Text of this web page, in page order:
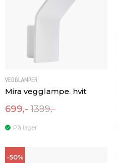
VEGGLAMPER
Mira vegglampe, hvit
699,- 1399,-
På lager
-50%